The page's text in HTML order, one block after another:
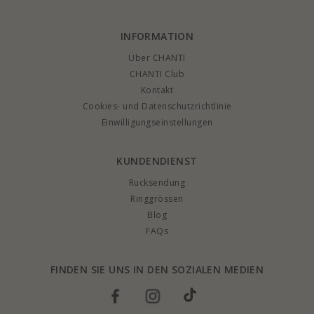
INFORMATION
Über CHANTI
CHANTI Club
Kontakt
Cookies- und Datenschutzrichtlinie
Einwilligungseinstellungen
KUNDENDIENST
Rucksendung
Ringgrössen
Blog
FAQs
FINDEN SIE UNS IN DEN SOZIALEN MEDIEN